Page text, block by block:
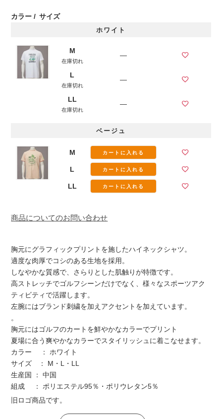
カラー サイズ
ホワイト
M
在庫切れ
—
L
在庫切れ
—
LL
在庫切れ
—
ベージュ
M カートに入れる
L カートに入れる
LL カートに入れる
商品についてのお問い合わせ
胸元にグラフィックプリントを施したハイネックシャツ。
適度な肉厚でコシのある生地を採用。
しなやかな質感で、さらりとした肌触りが特徴です。
高ストレッチでゴルフシーンだけでなく、様々なスポーツアク
ティビティで活躍します。
左腕にはブランド刺繍を加えアクセントを加えています。
。
胸元にはゴルフのカートを鮮やかなカラーでプリント
夏場に合う爽やかなカラーでスタイリッシュに着こなせます。
カラー ： ホワイト
サイズ ： M・L・LL
生産国 ： 中国
組成 ： ポリエステル95％・ポリウレタン5％
旧ロゴ商品です。